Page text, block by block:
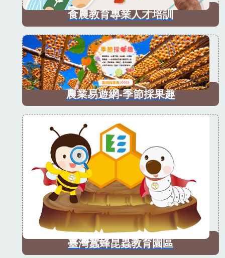
食農教育專業人才培訓
農業易遊網-季節採果趣
臺灣蠶蜂昆蟲教育園區